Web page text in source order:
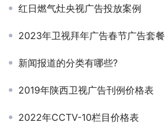
红日燃气灶央视广告投放案例
2023年卫视拜年广告春节广告套餐
新闻报道的分类有哪些?
2019年陕西卫视广告刊例价格表
2022年CCTV-10栏目价格表